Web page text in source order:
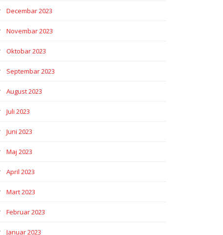
Decembar 2023
Novembar 2023
Oktobar 2023
Septembar 2023
August 2023
Juli 2023
Juni 2023
Maj 2023
April 2023
Mart 2023
Februar 2023
Januar 2023